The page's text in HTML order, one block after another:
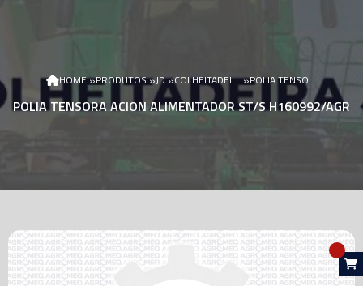
HOME»PRODUTOS»JD» COLHEITADEIRA JD » POLIA TENSORA ACION ALIMENTADOR ST/S H160992/AGR
POLIA TENSORA ACION ALIMENTADOR ST/S H160992/AGR